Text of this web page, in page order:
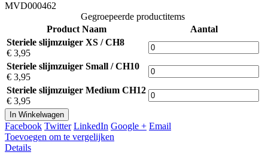
MVD000462
Gegroepeerde productitems
Product Naam
Aantal
Steriele slijmzuiger XS / CH8
€ 3,95
Steriele slijmzuiger Small / CH10
€ 3,95
Steriele slijmzuiger Medium CH12
€ 3,95
In Winkelwagen
Facebook Twitter LinkedIn Google + Email
Toevoegen om te vergelijken
Details